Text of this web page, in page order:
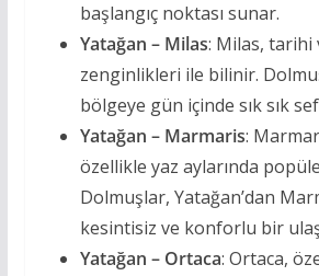
başlangıç noktası sunar.
Yatağan – Milas: Milas,
zenginlikleri ile bilinir.
bölgeye gün içinde sık sık
Yatağan – Marmaris:
özellikle yaz aylarında
Dolmuşlar, Yatağan’dan
kesintisiz ve konforlu bir
Yatağan – Ortaca: Ortaca,